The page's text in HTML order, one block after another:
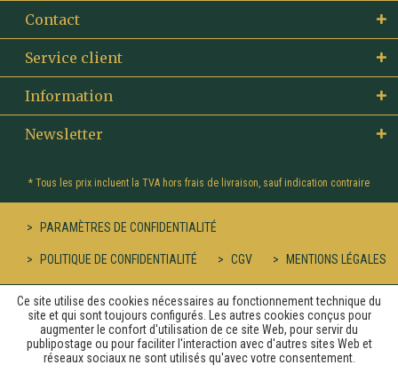
Contact
Service client
Information
Newsletter
* Tous les prix incluent la TVA hors frais de livraison, sauf indication contraire
PARAMÈTRES DE CONFIDENTIALITÉ
POLITIQUE DE CONFIDENTIALITÉ CGV MENTIONS LÉGALES
Ce site utilise des cookies nécessaires au fonctionnement technique du
site et qui sont toujours configurés. Les autres cookies conçus pour
augmenter le confort d'utilisation de ce site Web, pour servir du
publipostage ou pour faciliter l'interaction avec d'autres sites Web et
réseaux sociaux ne sont utilisés qu'avec votre consentement.